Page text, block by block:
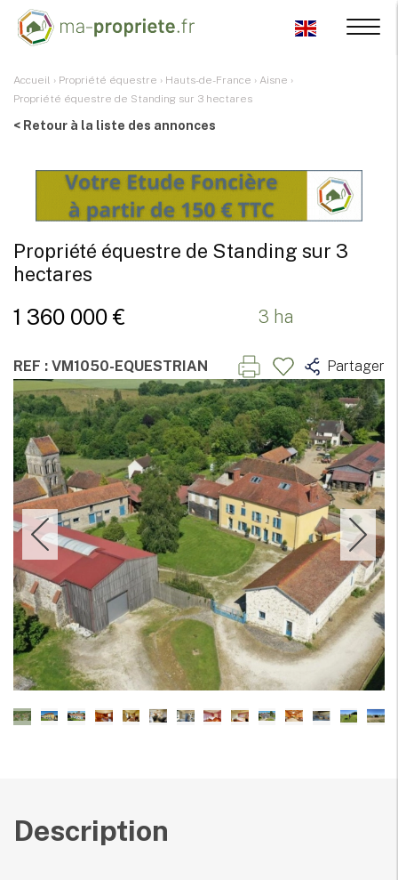
Accueil › Propriété équestre › Hauts-de-France › Aisne ›
Propriété équestre de Standing sur 3 hectares
< Retour à la liste des annonces
Propriété équestre de Standing sur 3
hectares
1 360 000 € 3 ha
REF : VM1050-EQUESTRIAN Partager
Description